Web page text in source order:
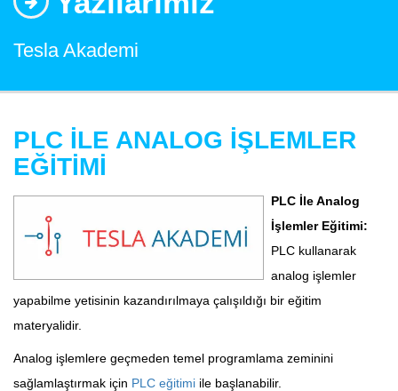
Tesla Akademi
PLC İLE ANALOG İŞLEMLER
EĞİTİMİ
PLC İle Analog
İşlemler Eğitimi:
PLC kullanarak
analog işlemler
yapabilme yetisinin kazandırılmaya çalışıldığı bir eğitim
materyalidir.
Analog işlemlere geçmeden temel programlama zeminini
sağlamlaştırmak için PLC eğitimi ile başlanabilir.